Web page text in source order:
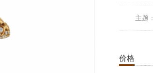
主题：
价格